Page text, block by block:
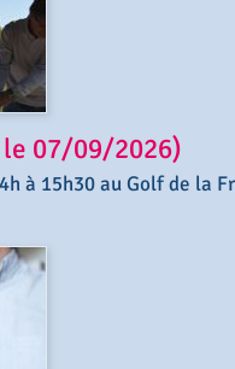
07/09/2026)
à 15h30 au Golf de la